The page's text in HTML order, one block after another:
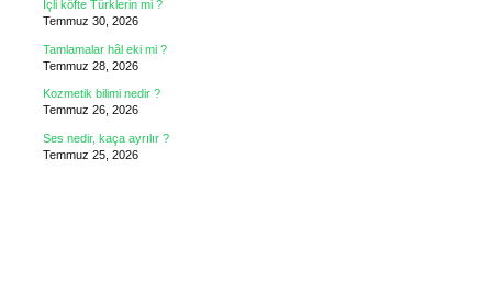
İçli köfte Türklerin mi ?
Temmuz 30, 2026
Tamlamalar hâl eki mi ?
Temmuz 28, 2026
Kozmetik bilimi nedir ?
Temmuz 26, 2026
Ses nedir, kaça ayrılır ?
Temmuz 25, 2026